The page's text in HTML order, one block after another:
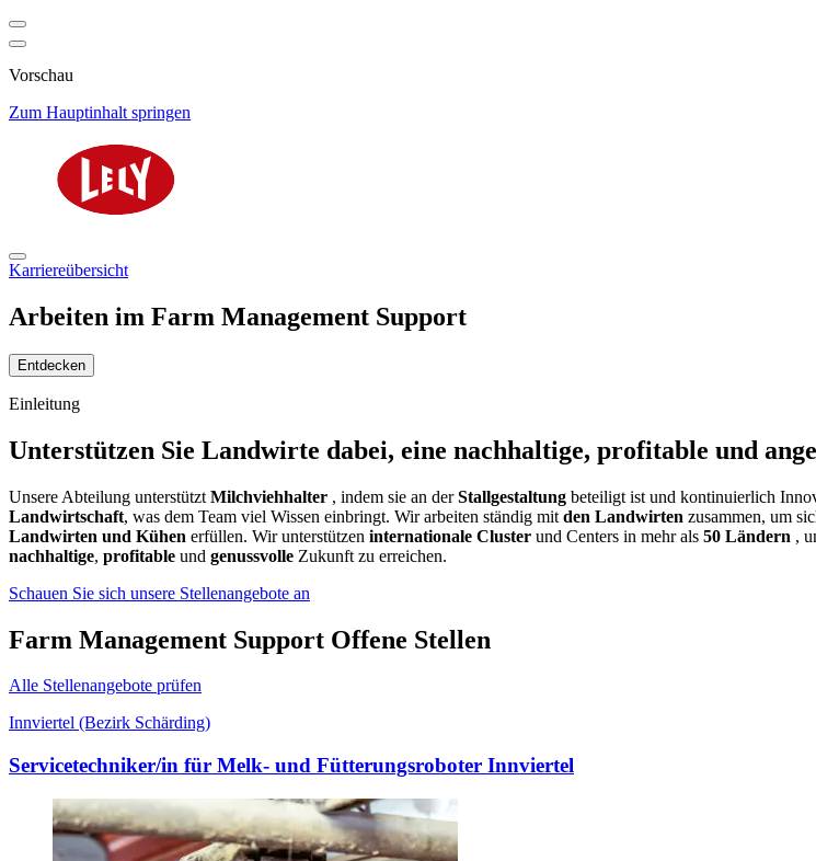
Vorschau
Zum Hauptinhalt springen
Karriereübersicht
Arbeiten im Farm Management Support
Entdecken
Einleitung
Unterstützen Sie Landwirte dabei, eine nachhaltige, profitable und
Unsere Abteilung unterstützt Milchviehhalter , indem sie an derStallgestaltung beteiligt ist und kontinuierlich
Landwirtschaft, was dem Team viel Wissen einbringt. Wir arbeiten ständig mit den Landwirten zusammen, um
Landwirten und Kühen erfüllen. Wir unterstützen internationale Cluster und Centers in mehr als 50 Ländern ,
nachhaltige, profitable und genussvolle Zukunft zu erreichen.
Schauen Sie sich unsere Stellenangebote an
Farm Management Support Offene Stellen
Alle Stellenangebote prüfen
Innviertel (Bezirk Schärding)
Servicetechniker/in für Melk- und Fütterungsroboter Innviertel